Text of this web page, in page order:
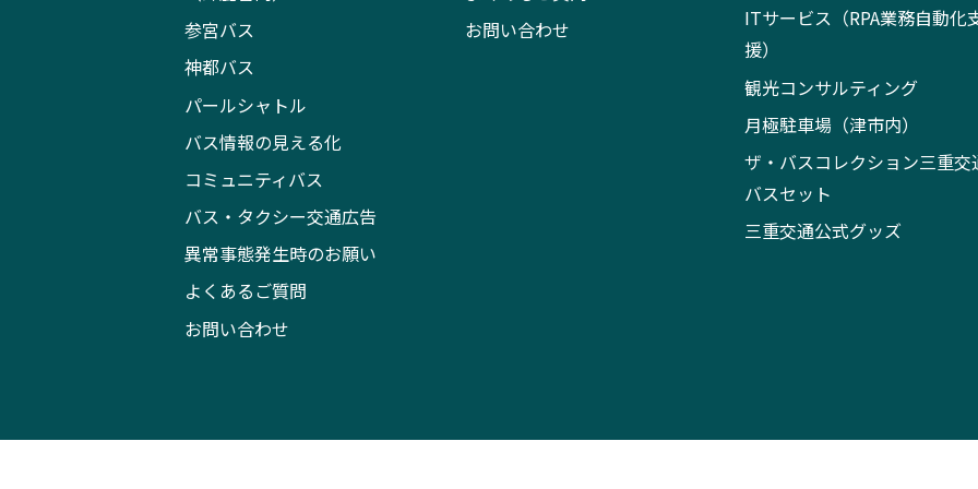
参宮バス
神都バス
パールシャトル
バス情報の見える化
コミュニティバス
バス・タクシー交通広告
異常事態発生時のお願い
よくあるご質問
お問い合わせ
お問い合わせ
ITサービス（RPA業務自動化
援）
観光コンサルティング
月極駐車場（津市内）
ザ・バスコレクション三重交
バスセット
三重交通公式グッズ